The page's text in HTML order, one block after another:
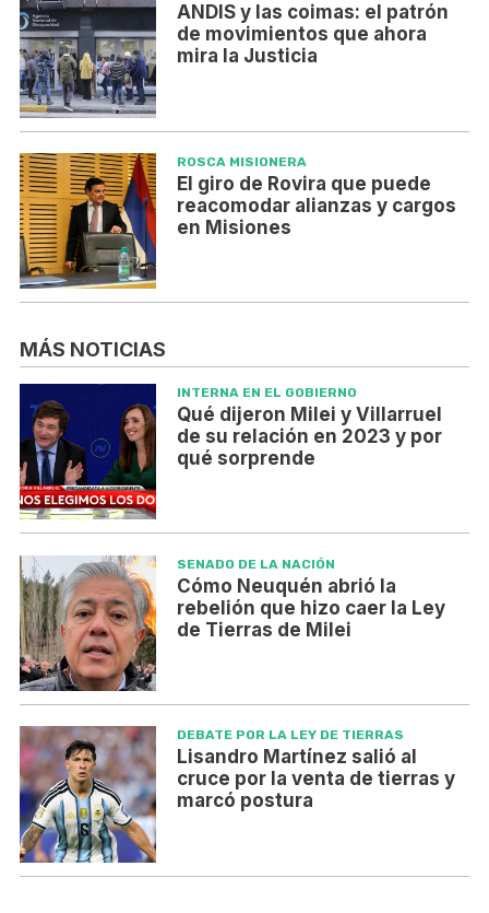
ANDIS y las coimas: el patrón
de movimientos que ahora
mira la Justicia
ROSCA MISIONERA
El giro de Rovira que puede
reacomodar alianzas y cargos
en Misiones
MÁS NOTICIAS
INTERNA EN EL GOBIERNO
Qué dijeron Milei y Villarruel
de su relación en 2023 y por
qué sorprende
SENADO DE LA NACIÓN
Cómo Neuquén abrió la
rebelión que hizo caer la Ley
de Tierras de Milei
DEBATE POR LA LEY DE TIERRAS
Lisandro Martínez salió al
cruce por la venta de tierras y
marcó postura